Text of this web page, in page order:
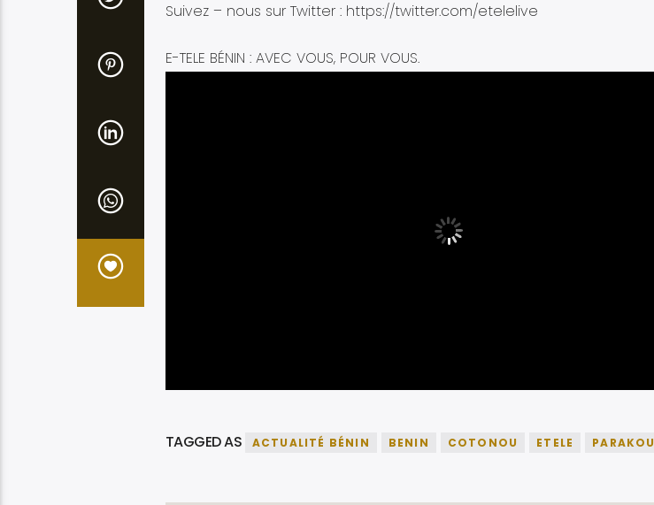
Suivez – nous sur Twitter : https://twitter.com/etelelive
E-TELE BÉNIN : AVEC VOUS, POUR VOUS.
TAGGED AS ACTUALITÉ BÉNIN BENIN COTONOU ETELE PARAKOU